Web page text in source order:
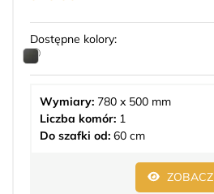
Dostępne kolory:
Wymiary: 780 x 500 mm
Liczba komór: 1
Do szafki od: 60 cm
ZOBACZ